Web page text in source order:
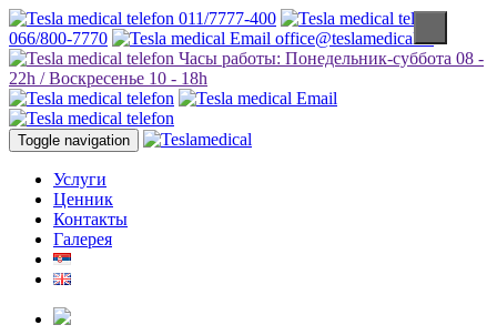
011/7777-400
066/800-7770
office@teslamedical.rs
Часы работы: Понедельник-суббота 08 -
22h / Воскресенье 10 - 18h
Toggle navigation
Услуги
Ценник
Контакты
Галерея